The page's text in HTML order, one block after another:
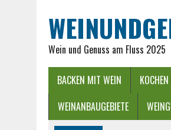
Wein und Genuss am Fluss 2025
BACKEN MIT WEIN
WEINANBAUGEBIETE